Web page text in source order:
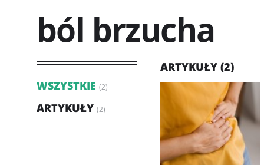
ból brzucha
WSZYSTKIE (2)
ARTYKUŁY (2)
ARTYKUŁY (2)